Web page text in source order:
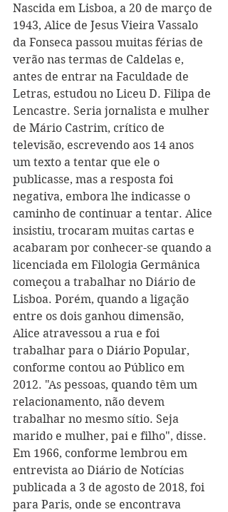
Nascida em Lisboa, a 20 de março de
1943, Alice de Jesus Vieira Vassalo
da Fonseca passou muitas férias de
verão nas termas de Caldelas e,
antes de entrar na Faculdade de
Letras, estudou no Liceu D. Filipa de
Lencastre. Seria jornalista e mulher
de Mário Castrim, crítico de
televisão, escrevendo aos 14 anos
um texto a tentar que ele o
publicasse, mas a resposta foi
negativa, embora lhe indicasse o
caminho de continuar a tentar. Alice
insistiu, trocaram muitas cartas e
acabaram por conhecer-se quando a
licenciada em Filologia Germânica
começou a trabalhar no Diário de
Lisboa. Porém, quando a ligação
entre os dois ganhou dimensão,
Alice atravessou a rua e foi
trabalhar para o Diário Popular,
conforme contou ao Público em
2012. "As pessoas, quando têm um
relacionamento, não devem
trabalhar no mesmo sítio. Seja
marido e mulher, pai e filho", disse.
Em 1966, conforme lembrou em
entrevista ao Diário de Notícias
publicada a 3 de agosto de 2018, foi
para Paris, onde se encontrava